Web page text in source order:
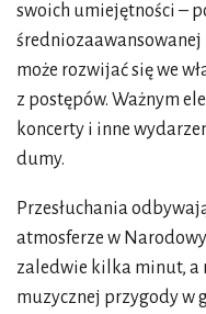
swoich umiejętności –
może rozwijać się we
z postępów. Ważnym
koncerty i inne
dumy.
Przesłuchania
atmosferze w
zaledwie kilka minut, a
muzycznej przygody w